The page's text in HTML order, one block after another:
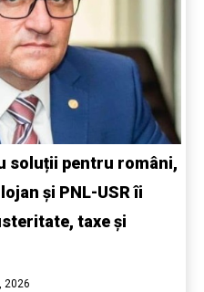
soluții pentru români,
și PNL-USR îi
taxe și
2026